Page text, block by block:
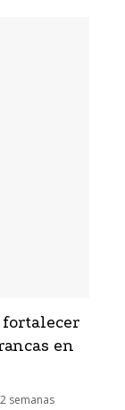
fortalecer
en
semanas